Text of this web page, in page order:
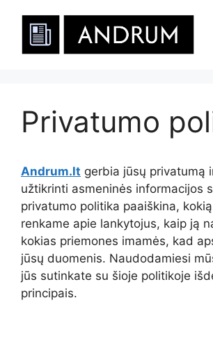
turinio
Privatumo
Andrum.lt gerbia jūsų privatumą
užtikrinti asmeninės informacijos
privatumo politika paaiškina,
renkame apie lankytojus, kaip ją
kokias priemones imamės, kad
jūsų duomenis. Naudodamiesi
jūs sutinkate su šioje politikoje
principais.